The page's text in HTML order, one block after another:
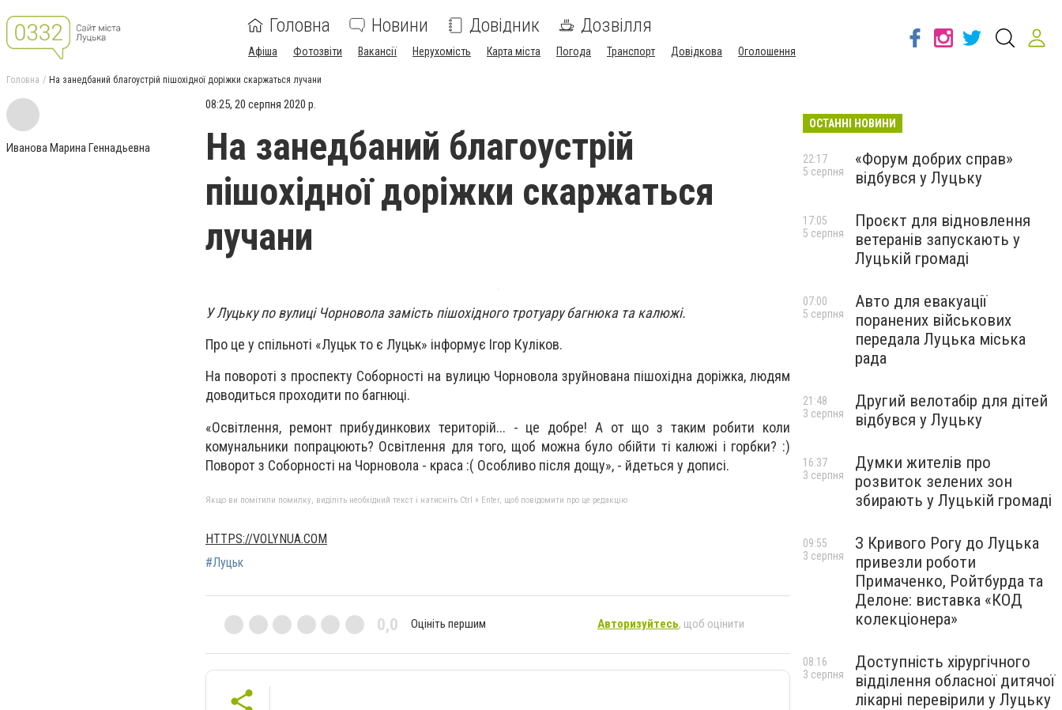
Головна Новини Довідник Дозвілля
Афіша Фотозвіти Вакансії Нерухомість Карта міста Погода Транспорт Довідкова Оголошення
Головна На занедбаний благоустрій пішохідної доріжки скаржаться лучани
Иванова Марина Геннадьевна
08:25, 20 серпня 2020 р.
На занедбаний благоустрій
пішохідної доріжки скаржаться
лучани
У Луцьку по вулиці Чорновола замість пішохідного тротуару багнюка та калюжі.
Про це у спільноті «Луцьк то є Луцьк» інформує Ігор Куліков.
На повороті з проспекту Соборності на вулицю Чорновола зруйнована пішохідна доріжка, людям
доводиться проходити по багнюці.
«Освітлення, ремонт прибудинкових територій... - це добре! А от що з таким робити коли
комунальники попрацюють? Освітлення для того, щоб можна було обійти ті калюжі і горбки? :)
Поворот з Соборності на Чорновола - краса :( Особливо після дощу», - йдеться у дописі.
Якщо ви помітили помилку, виділіть необхідний текст і натисніть Ctrl + Enter, щоб повідомити про це редакцію
HTTPS://VOLYNUA.COM
#Луцьк
0,0 Оцініть першим Авторизуйтесь, щоб оцінити
ОСТАННІ НОВИНИ
«Форум добрих справ»
відбувся у Луцьку
22:17
5 серпня
Проєкт для відновлення
ветеранів запускають у
Луцькій громаді
17:05
5 серпня
Авто для евакуації
поранених військових
передала Луцька міська
рада
07:00
5 серпня
Другий велотабір для дітей
відбувся у Луцьку
21:48
3 серпня
Думки жителів про
розвиток зелених зон
збирають у Луцькій громаді
16:37
3 серпня
З Кривого Рогу до Луцька
привезли роботи
Примаченко, Ройтбурда та
Делоне: виставка «КОД
колекціонера»
09:55
3 серпня
Доступність хірургічного
відділення обласної дитячої
лікарні перевірили у Луцьку
08:16
3 серпня